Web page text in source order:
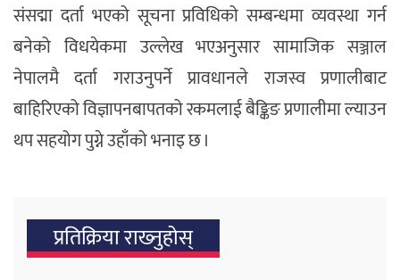
संसद्मा दर्ता भएको सूचना प्रविधिको सम्बन्धमा व्यवस्था गर्न
बनेको विधयेकमा उल्लेख भएअनुसार सामाजिक सञ्जाल
नेपालमै दर्ता गराउनुपर्ने प्रावधानले राजस्व प्रणालीबाट
बाहिरिएको विज्ञापनबापतको रकमलाई बैङ्किङ प्रणालीमा ल्याउन
थप सहयोग पुग्ने उहाँको भनाइ छ ।
प्रतिक्रिया राख्‍नुहोस्